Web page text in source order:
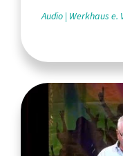
Audio Werkhaus e.